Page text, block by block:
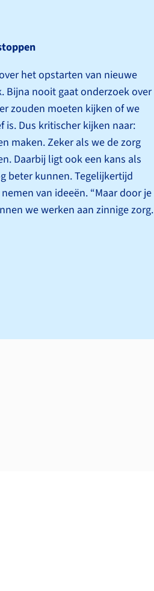
het opstarten van nieuwe
Bijna nooit gaat onderzoek over
zouden moeten kijken of we
Dus kritischer kijken naar:
maken. Zeker als we de zorg
Daarbij ligt ook een kans als
beter kunnen. Tegelijkertijd
van ideeën. “Maar door je
we werken aan zinnige zorg.